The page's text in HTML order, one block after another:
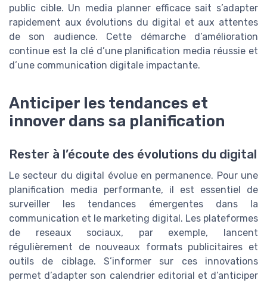
public cible. Un media planner efficace sait s’adapter
rapidement aux évolutions du digital et aux attentes
de son audience. Cette démarche d’amélioration
continue est la clé d’une planification media réussie et
d’une communication digitale impactante.
Anticiper les tendances et
innover dans sa planification
Rester à l’écoute des évolutions du digital
Le secteur du digital évolue en permanence. Pour une
planification media performante, il est essentiel de
surveiller les tendances émergentes dans la
communication et le marketing digital. Les plateformes
de reseaux sociaux, par exemple, lancent
régulièrement de nouveaux formats publicitaires et
outils de ciblage. S’informer sur ces innovations
permet d’adapter son calendrier editorial et d’anticiper